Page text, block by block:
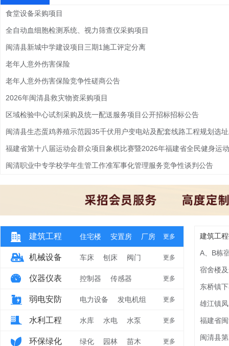
食堂设备采购项目
全自动血细胞检测系统、视力筛查仪采购项目
闽清县新城中学建设项目三期1施工评定分离
老年人意外伤害保险
老年人意外伤害保险竞争性磋商公告
2026年闽清县救灾物资采购项目
区域检验中心试剂采购及统一配送服务项目公开招标招标公告
闽清县生态蛋鸡养殖示范园35千伏用户变电站及配套线路工程规划选
闽清职业中专学校学年生管工作准军事化管理服务竞争性谈判公告
建筑工程 住宅楼 安置房 厂房 更多
机械设备 车床 刨床 阀门 更多
仪器仪表 控制器 传感器
继电器
更多
弱电安防 电力设备 发电机组
变压器
更多
水利工程 水库 水电 水泵 更多
环保绿化 绿化 园林 苗木 更多
建筑工
A、B栋
宿舍楼
东桥镇
雄江镇
福建省
闽清县